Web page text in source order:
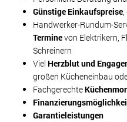
Günstige Einkaufspreise
Handwerker-Rundum-
Terminevon Elektrikern,
Schreinern
Viel Herzblut und
großen Kücheneinbau
Fachgerechte
Garantieleistungen